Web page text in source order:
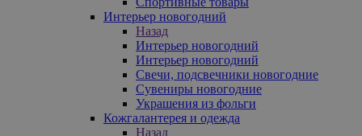
Интерьер новогодний
Назад
Интерьер новогодний
Интерьер новогодний
Свечи, подсвечники новогодние
Сувениры новогодние
Украшения из фольги
Кожгалантерея и одежда
Назад